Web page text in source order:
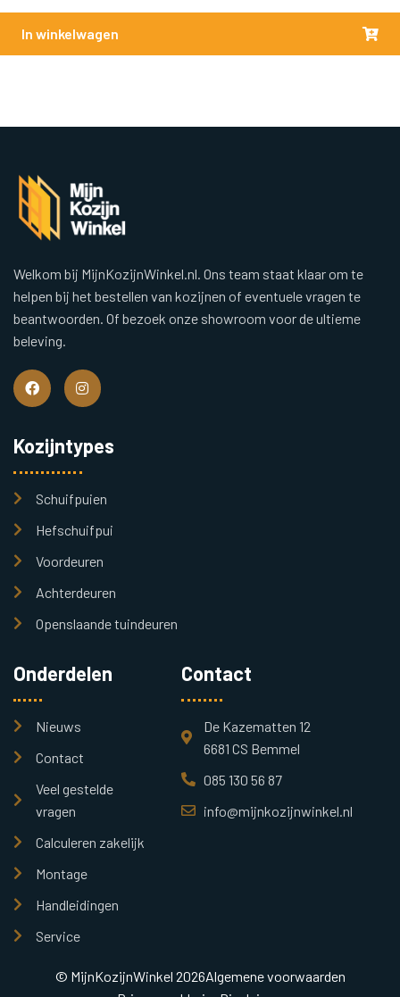
In winkelwagen
Welkom bij MijnKozijnWinkel.nl. Ons team staat klaar om te
helpen bij het bestellen van kozijnen of eventuele vragen te
beantwoorden. Of bezoek onze showroom voor de ultieme
beleving.
Kozijntypes
Schuifpuien
Hefschuifpui
Voordeuren
Achterdeuren
Openslaande tuindeuren
Onderdelen
Nieuws
Contact
Veel gestelde
vragen
Calculeren zakelijk
Montage
Handleidingen
Service
Contact
De Kazematten 12
6681 CS Bemmel
085 130 56 87
info@mijnkozijnwinkel.nl
© MijnKozijnWinkel 2026Algemene voorwaarden